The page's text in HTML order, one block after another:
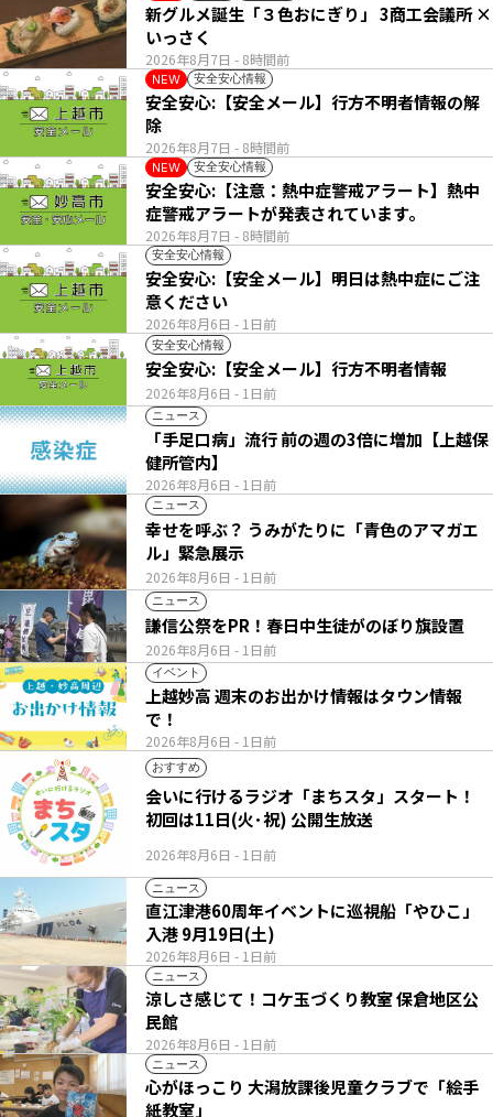
2026年8月7日 - 8時間前
新グルメ誕生「３色おにぎり」 3商工会議所 ×
いっさく
NEW 安全安心情報
2026年8月7日 - 8時間前
安全安心:【安全メール】行方不明者情報の解
除
NEW 安全安心情報
2026年8月7日 - 8時間前
安全安心:【注意：熱中症警戒アラート】熱中
症警戒アラートが発表されています。
安全安心情報
2026年8月6日 - 1日前
安全安心:【安全メール】明日は熱中症にご注
意ください
安全安心情報
2026年8月6日 - 1日前
安全安心:【安全メール】行方不明者情報
ニュース
2026年8月6日 - 1日前
「手足口病」流行 前の週の3倍に増加【上越保
健所管内】
ニュース
2026年8月6日 - 1日前
幸せを呼ぶ？ うみがたりに「青色のアマガエ
ル」緊急展示
ニュース
2026年8月6日 - 1日前
謙信公祭をPR！春日中生徒がのぼり旗設置
イベント
2026年8月6日 - 1日前
上越妙高 週末のお出かけ情報はタウン情報
で！
おすすめ
2026年8月6日 - 1日前
会いに行けるラジオ「まちスタ」スタート！
初回は11日(火･祝) 公開生放送
ニュース
2026年8月6日 - 1日前
直江津港60周年イベントに巡視船「やひこ」
入港 9月19日(土)
ニュース
2026年8月6日 - 1日前
涼しさ感じて！コケ玉づくり教室 保倉地区公
民館
ニュース
心がほっこり 大潟放課後児童クラブで「絵手
紙教室」